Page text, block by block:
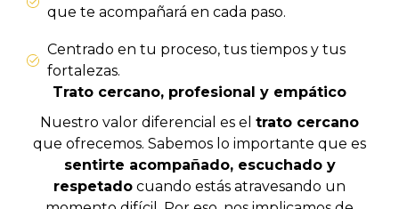
que te acompañará en cada paso.
Centrado en tu proceso, tus tiempos y tus
fortalezas.
Trato cercano, profesional y empático
Nuestro valor diferencial es el trato cercano
que ofrecemos. Sabemos lo importante que es
sentirte acompañado, escuchado y
respetado cuando estás atravesando un